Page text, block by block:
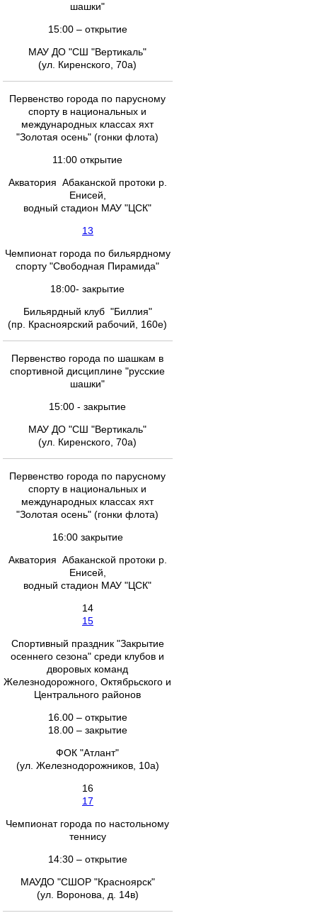
шашки"
15:00 – открытие
МАУ ДО "СШ "Вертикаль"
(ул. Киренского, 70а)
Первенство города по парусному
спорту в национальных и
международных классах яхт
"Золотая осень" (гонки флота)
11:00 открытие
Акватория Абаканской протоки р.
Енисей,
водный стадион МАУ "ЦСК"
13
Чемпионат города по бильярдному
спорту "Свободная Пирамида"
18:00- закрытие
Бильярдный клуб "Биллия"
(пр. Красноярский рабочий, 160е)
Первенство города по шашкам в
спортивной дисциплине "русские
шашки"
15:00 - закрытие
МАУ ДО "СШ "Вертикаль"
(ул. Киренского, 70а)
Первенство города по парусному
спорту в национальных и
международных классах яхт
"Золотая осень" (гонки флота)
16:00 закрытие
Акватория Абаканской протоки р.
Енисей,
водный стадион МАУ "ЦСК"
14
15
Спортивный праздник "Закрытие
осеннего сезона" среди клубов и
дворовых команд
Железнодорожного, Октябрьского и
Центрального районов
16.00 – открытие
18.00 – закрытие
ФОК "Атлант"
(ул. Железнодорожников, 10а)
16
17
Чемпионат города по настольному
теннису
14:30 – открытие
МАУДО "СШОР "Красноярск"
(ул. Воронова, д. 14в)